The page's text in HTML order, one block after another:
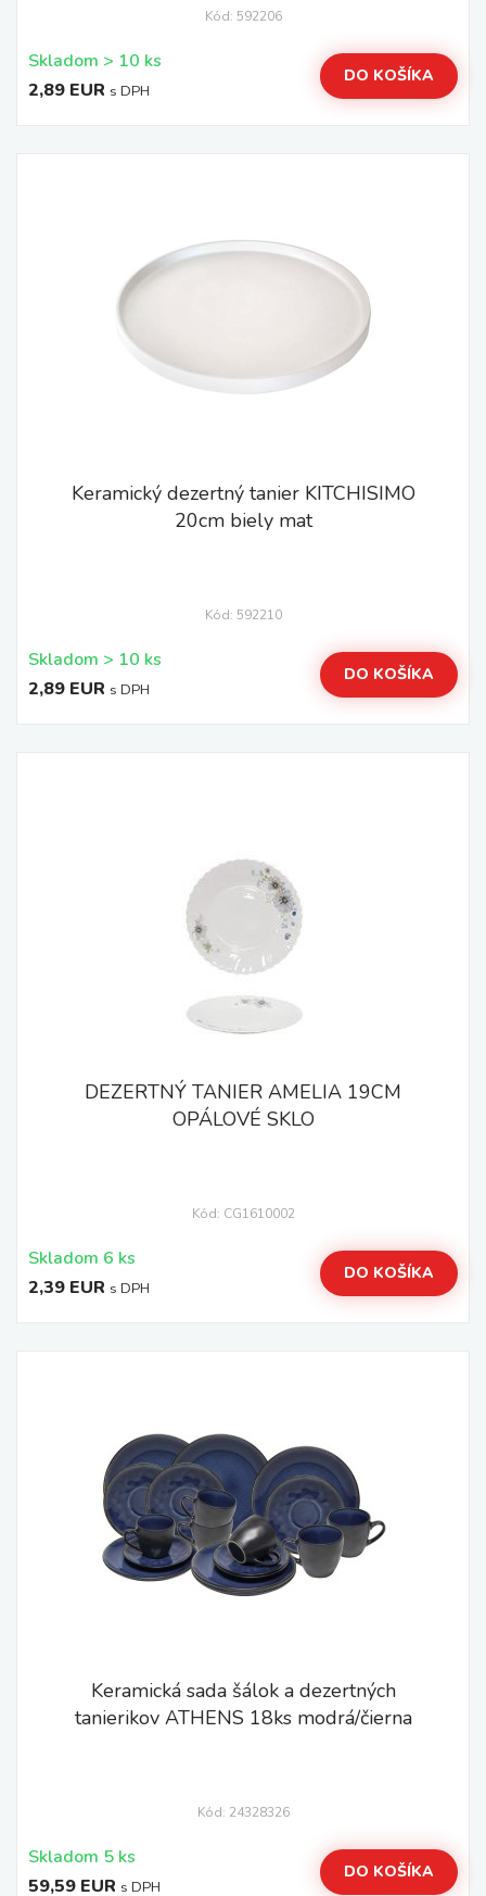
Kód: 592206
Skladom > 10 ks
2,89 EUR s DPH
DO KOŠÍKA
Keramický dezertný tanier KITCHISIMO
20cm biely mat
Kód: 592210
Skladom > 10 ks
2,89 EUR s DPH
DO KOŠÍKA
DEZERTNÝ TANIER AMELIA 19CM
OPÁLOVÉ SKLO
Kód: CG1610002
Skladom 6 ks
2,39 EUR s DPH
DO KOŠÍKA
Keramická sada šálok a dezertných
tanierikov ATHENS 18ks modrá/čierna
Kód: 24328326
Skladom 5 ks
59,59 EUR s DPH
DO KOŠÍKA